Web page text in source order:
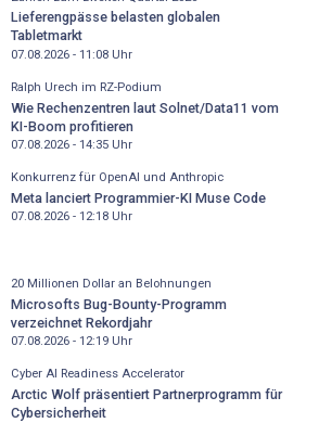
Lieferengpässe belasten globalen
Tabletmarkt
07.08.2026 - 11:08Uhr
Ralph Urech im RZ-Podium
Wie Rechenzentren laut Solnet/Data11 vom
KI-Boom profitieren
07.08.2026 - 14:35Uhr
Konkurrenz für OpenAI und Anthropic
Meta lanciert Programmier-KI Muse Code
07.08.2026 - 12:18Uhr
20 Millionen Dollar an Belohnungen
Microsofts Bug-Bounty-Programm
verzeichnet Rekordjahr
07.08.2026 - 12:19Uhr
Cyber AI Readiness Accelerator
Arctic Wolf präsentiert Partnerprogramm für
Cybersicherheit